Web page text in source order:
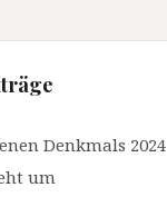
Denkmals 2024
um